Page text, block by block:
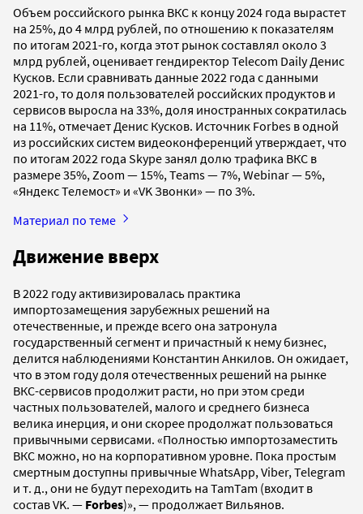
Объем российского рынка ВКС к концу 2024 года вырастет
на 25%, до 4 млрд рублей, по отношению к показателям
по итогам 2021-го, когда этот рынок составлял около 3
млрд рублей, оценивает гендиректор Telecom Daily Денис
Кусков. Если сравнивать данные 2022 года с данными
2021-го, то доля пользователей российских продуктов и
сервисов выросла на 33%, доля иностранных сократилась
на 11%, отмечает Денис Кусков. Источник Forbes в одной
из российских систем видеоконференций утверждает, что
по итогам 2022 года Skype занял долю трафика ВКС в
размере 35%, Zoom — 15%, Teams — 7%, Webinar — 5%,
«Яндекс Телемост» и «VK Звонки» — по 3%.
Материал по теме
Движение вверх
В 2022 году активизировалась практика
импортозамещения зарубежных решений на
отечественные, и прежде всего она затронула
государственный сегмент и причастный к нему бизнес,
делится наблюдениями Константин Анкилов. Он ожидает,
что в этом году доля отечественных решений на рынке
ВКС-сервисов продолжит расти, но при этом среди
частных пользователей, малого и среднего бизнеса
велика инерция, и они скорее продолжат пользоваться
привычными сервисами. «Полностью импортозаместить
ВКС можно, но на корпоративном уровне. Пока простым
смертным доступны привычные WhatsApp, Viber, Telegram
и т. д., они не будут переходить на TamTam (входит в
состав VK. — Forbes)», — продолжает Вильянов.